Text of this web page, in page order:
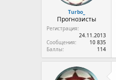
Turbo_
Прогнозисты
Регистрация
24.11.2013
Сообщения
10 835
Баллы
114